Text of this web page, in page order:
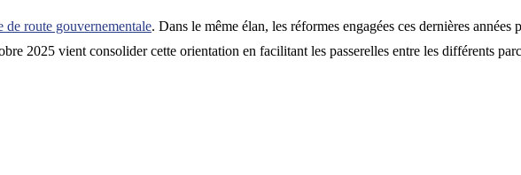
de route gouvernementale. Dans le même élan, les réformes engagées ces dernières
2025 vient consolider cette orientation en facilitant les passerelles entre les différents